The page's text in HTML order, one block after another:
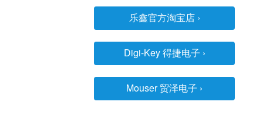
乐鑫官方淘宝店 ›
Digi-Key 得捷电子 ›
Mouser 贸泽电子 ›